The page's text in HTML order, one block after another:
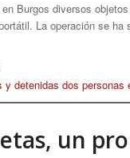
Burgos diversos
La operación se
y detenidas dos personas
un